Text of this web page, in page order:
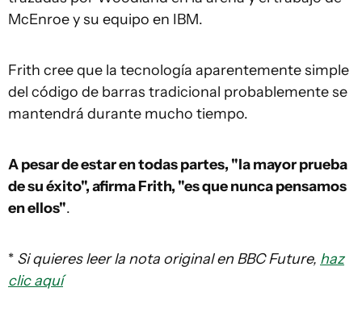
McEnroe y su equipo en IBM.
Frith cree que la tecnología aparentemente simple
del código de barras tradicional probablemente se
mantendrá durante mucho tiempo.
A pesar de estar en todas partes, "la mayor prueba
de su éxito", afirma Frith, "es que nunca pensamos
en ellos".
* Si quieres leer la nota original en BBC Future, haz
clic aquí